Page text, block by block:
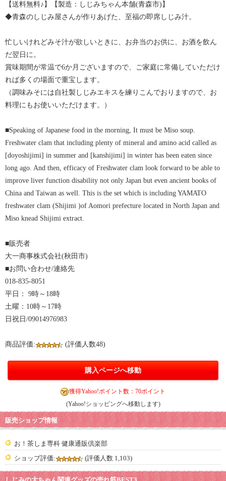
【送料無料♪】【製造：しじみちゃん本舗(青森市)】
◆青森のしじみ屋さんが作りあげた、至福の即席しじみ汁。
忙しいけれどみそ汁が欲しいときに、お弁当のお供に、お酒を飲ん
だ翌日に。
賞味期間が常温で6か月ございますので、ご家庭に常備していただけ
れば多くの場面で重宝します。
（調味みそには自社製しじみエキスを練りこんでおりますので、お
料理にもお使いいただけます。）
■Speaking of Japanese food in the morning, It must be Miso soup.
Freshwater clam that including plenty of mineral and amino acid called as
[doyoshijimi] in summer and [kanshijimi] in winter has been eaten since
long ago. And then, efficacy of Freshwater clam look forward to be able to
improve liver function disability not only Japan but even ancient books of
China and Taiwan as well. This is the set which is including YAMATO
freshwater clam (Shijimi )of Aomori prefecture located in North Japan and
Miso knead Shijimi extract.
■販売者
大一商事株式会社(秋田市)
■お問い合わせ/連絡先
018-835-8051
平日： 9時～18時
土曜：10時～17時
日祝日/09014976983
商品評価: (評価人数48)
購入ページへ移動
獲得Yahoo!ポイント数：70ポイント
(Yahoo!ショッピングへ移動します)
販売ショップ情報
お！茶しま専科 健康通販倶楽部
ショップ評価:
(評価人数 1,103)